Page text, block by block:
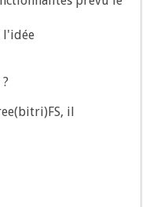
l'idée
il